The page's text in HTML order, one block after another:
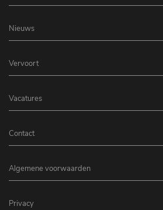
Nieuws
Vervoort
Vacatures
Contact
Algemene voorwaarden
Privacy